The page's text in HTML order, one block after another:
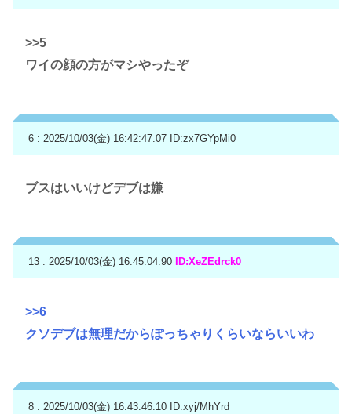
>>5
ワイの顔の方がマシやったぞ
6 : 2025/10/03(金) 16:42:47.07 ID:zx7GYpMi0
ブスはいいけどデブは嫌
13 : 2025/10/03(金) 16:45:04.90 ID:XeZEdrck0
>>6
クソデブは無理だからぽっちゃりくらいならいいわ
8 : 2025/10/03(金) 16:43:46.10 ID:xyj/MhYrd